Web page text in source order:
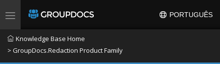
Toggle navigation PORTUGUÊS
Knowledge Base Home
> GroupDocs.Redaction Product Family